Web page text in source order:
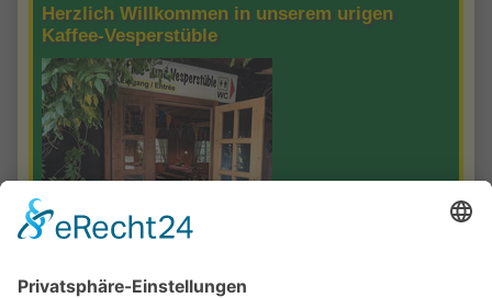
Herzlich Willkommen in unserem urigen
Kaffee-Vesperstüble